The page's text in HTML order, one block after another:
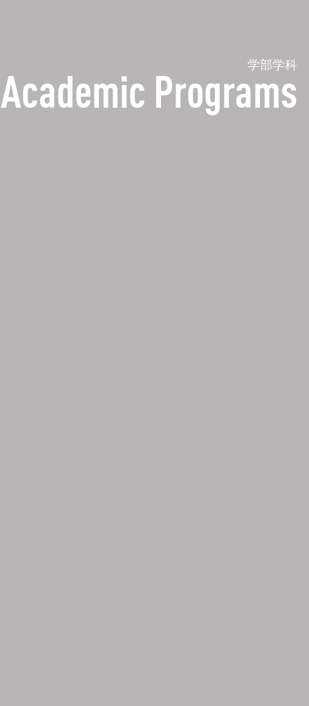
学部学科
Academic Programs